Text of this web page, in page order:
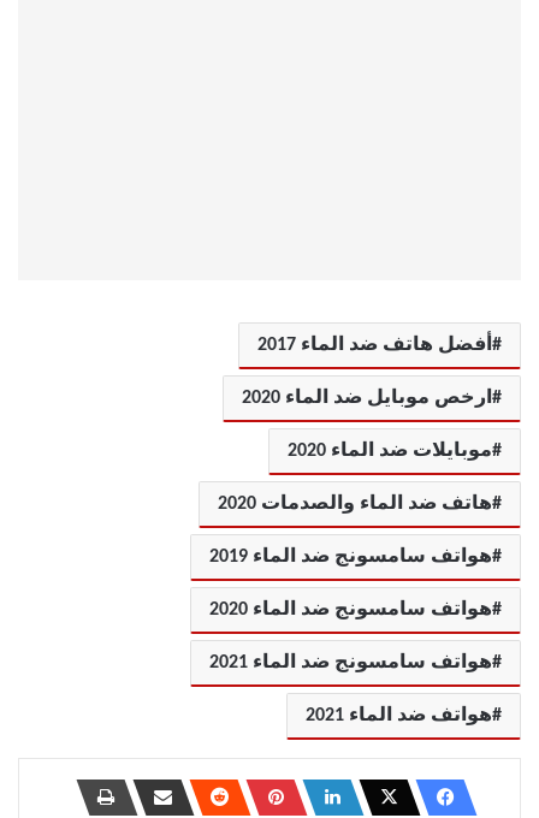
أفضل هاتف ضد الماء 2017
ارخص موبايل ضد الماء 2020
موبايلات ضد الماء 2020
هاتف ضد الماء والصدمات 2020
هواتف سامسونج ضد الماء 2019
هواتف سامسونج ضد الماء 2020
هواتف سامسونج ضد الماء 2021
هواتف ضد الماء 2021